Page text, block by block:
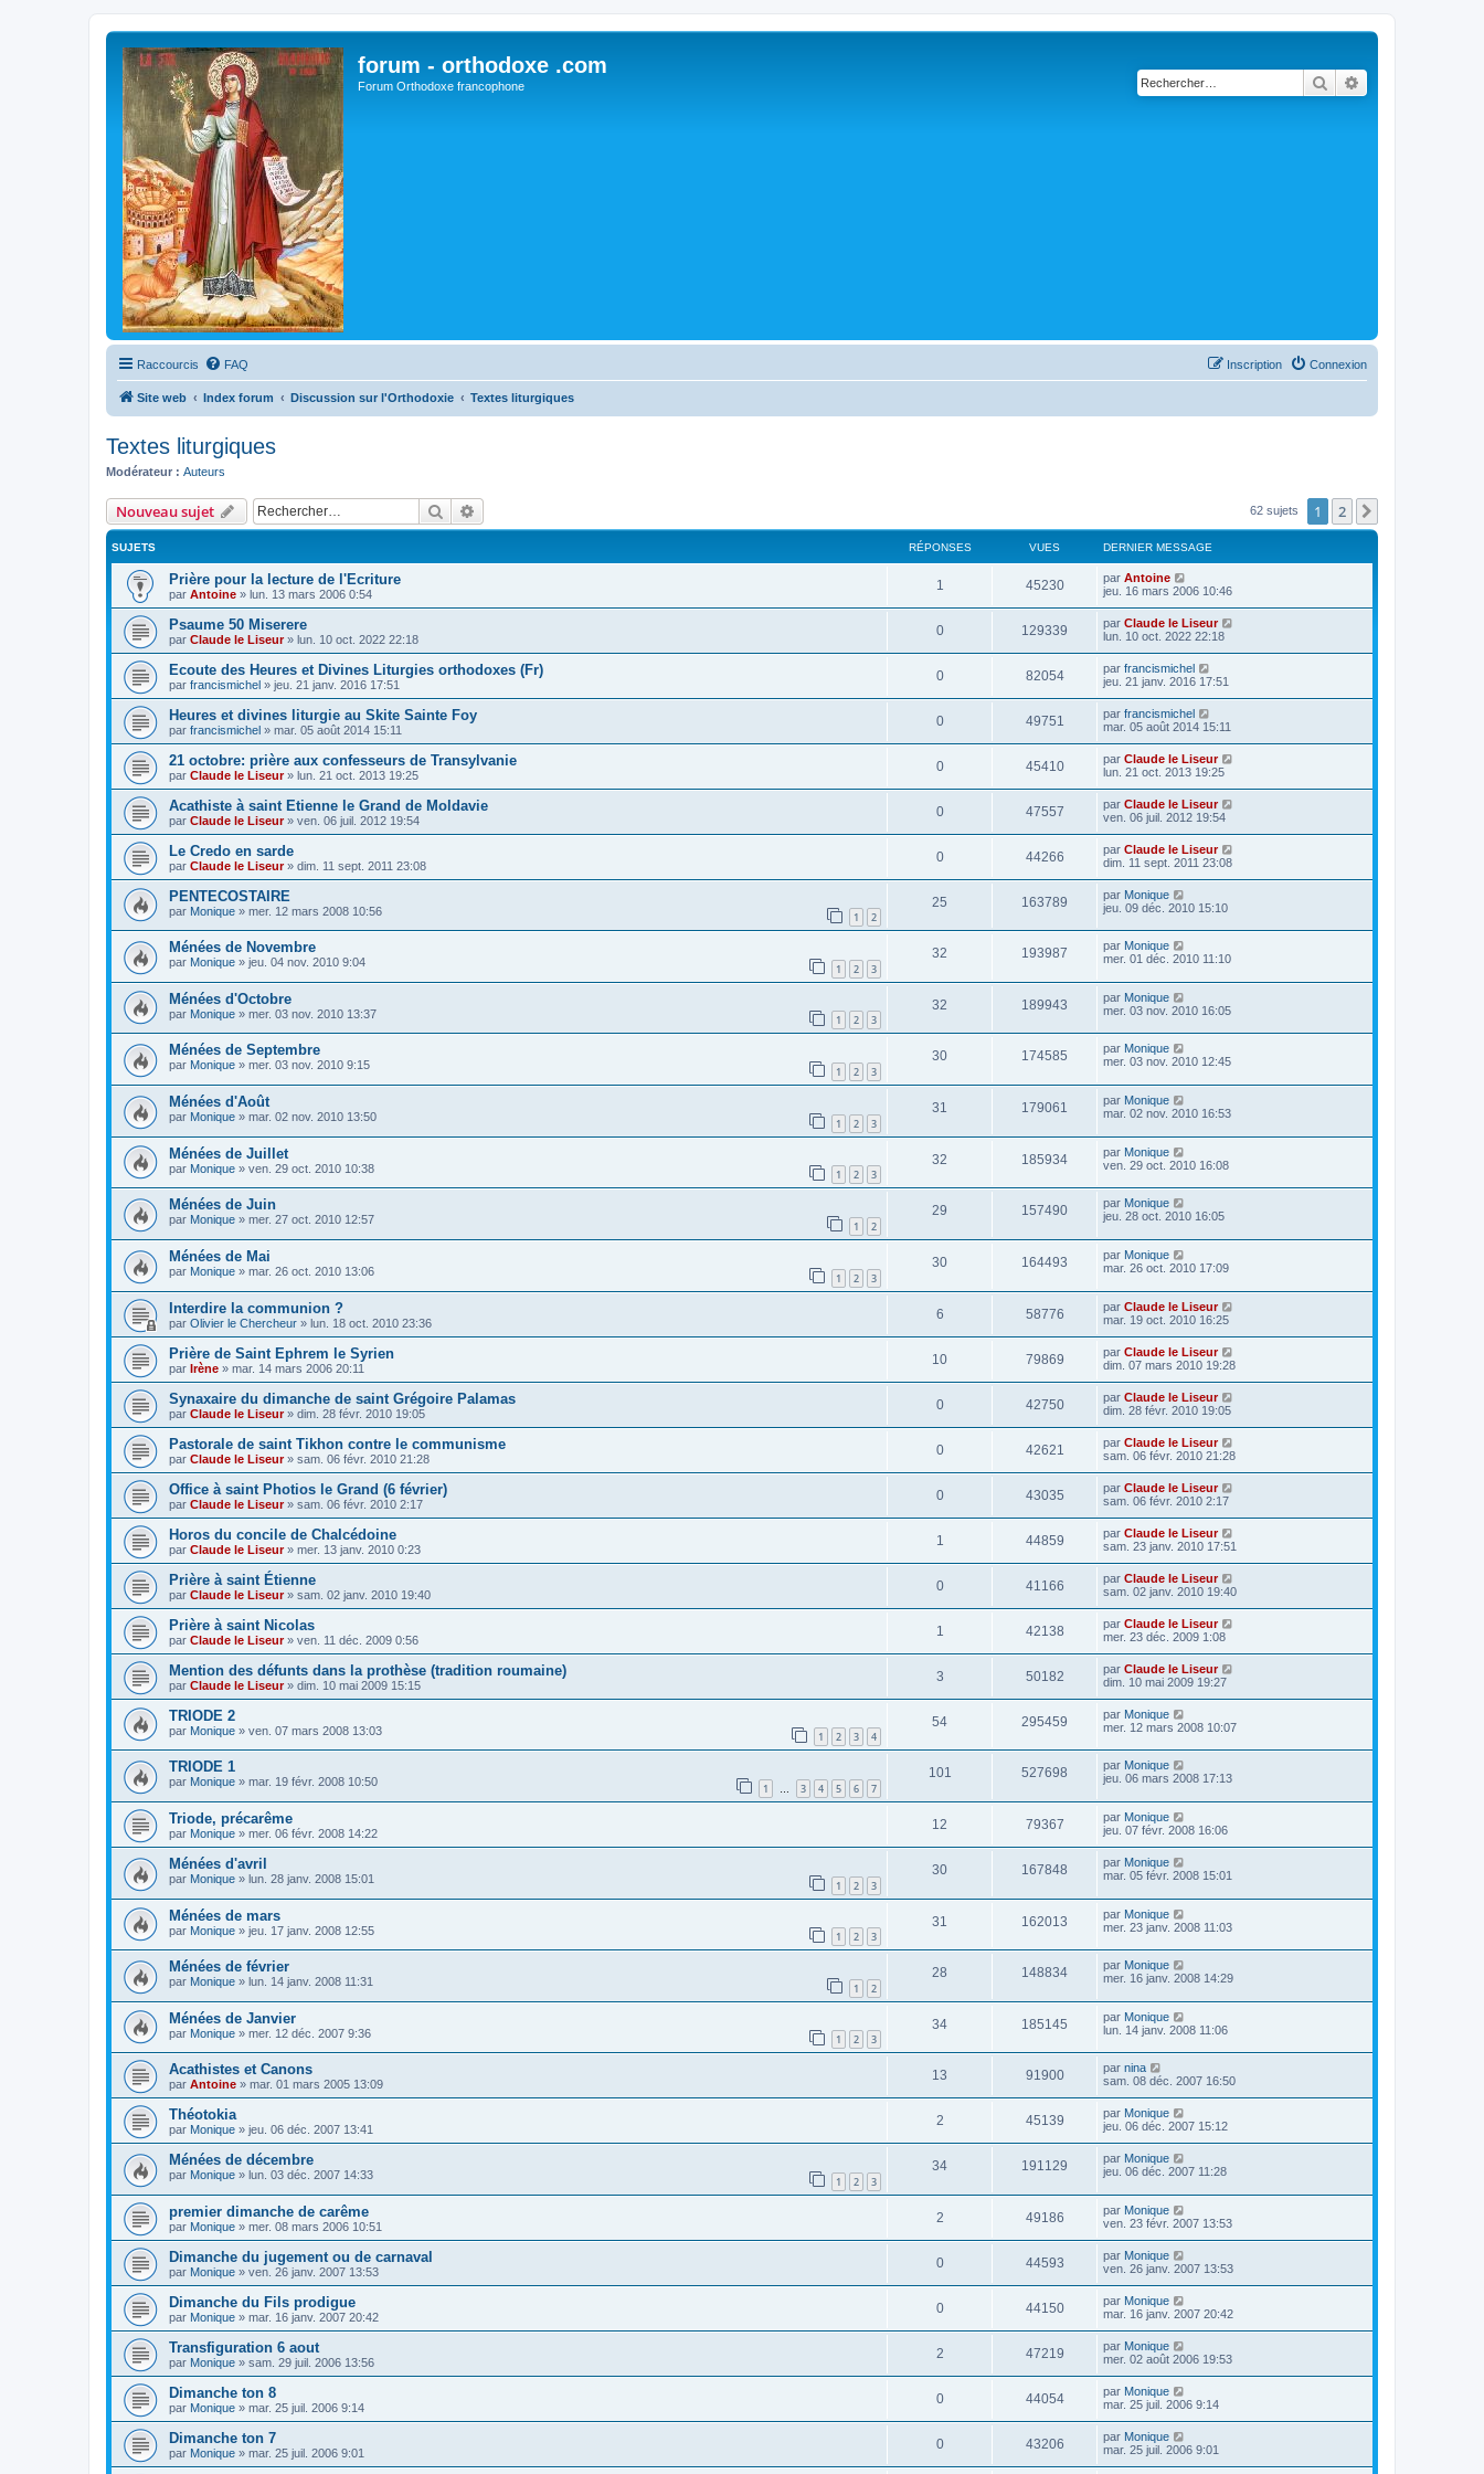
forum - orthodoxe .com
Forum Orthodoxe francophone Rechercher
Raccourcis FAQ Connexion
Inscription
Site web Index forum Discussion sur l'Orthodoxie Textes liturgiques
Textes liturgiques
Modérateur : Auteurs
Nouveau sujet Rechercher 62 sujets 1 2
SUJETS RÉPONSES VUES DERNIER MESSAGE
Prière pour la lecture de l'Ecriture
par Antoine » lun. 13 mars 2006 0:54
1 45230 par Antoine
jeu. 16 mars 2006 10:46
Psaume 50 Miserere
par Claude le Liseur» lun. 10 oct. 2022 22:18
0 129339 par Claude le Liseur
lun. 10 oct. 2022 22:18
Ecoute des Heures et Divines Liturgies orthodoxes (Fr)
par francismichel » jeu. 21 janv. 2016 17:51
0 82054 par francismichel
jeu. 21 janv. 2016 17:51
Heures et divines liturgie au Skite Sainte Foy
par francismichel » mar. 05 août 2014 15:11
0 49751 par francismichel
mar. 05 août 2014 15:11
21 octobre: prière aux confesseurs de Transylvanie
par Claude le Liseur» lun. 21 oct. 2013 19:25
0 45410 par Claude le Liseur
lun. 21 oct. 2013 19:25
Acathiste à saint Etienne le Grand de Moldavie
par Claude le Liseur» ven. 06 juil. 2012 19:54
0 47557 par Claude le Liseur
ven. 06 juil. 2012 19:54
Le Credo en sarde
par Claude le Liseur» dim. 11 sept. 2011 23:08
0 44266 par Claude le Liseur
dim. 11 sept. 2011 23:08
PENTECOSTAIRE
par Monique » mer. 12 mars 2008 10:56 1 2
25 163789 par Monique
jeu. 09 déc. 2010 15:10
Ménées de Novembre
par Monique » jeu. 04 nov. 2010 9:04 1 2 3
32 193987 par Monique
mer. 01 déc. 2010 11:10
Ménées d'Octobre
par Monique » mer. 03 nov. 2010 13:37 1 2 3
32 189943 par Monique
mer. 03 nov. 2010 16:05
Ménées de Septembre
par Monique » mer. 03 nov. 2010 9:15 1 2 3
30 174585 par Monique
mer. 03 nov. 2010 12:45
Ménées d'Août
par Monique » mar. 02 nov. 2010 13:50 1 2 3
31 179061 par Monique
mar. 02 nov. 2010 16:53
Ménées de Juillet
par Monique » ven. 29 oct. 2010 10:38 1 2 3
32 185934 par Monique
ven. 29 oct. 2010 16:08
Ménées de Juin
par Monique » mer. 27 oct. 2010 12:57 1 2
29 157490 par Monique
jeu. 28 oct. 2010 16:05
Ménées de Mai
par Monique » mar. 26 oct. 2010 13:06 1 2 3
30 164493 par Monique
mar. 26 oct. 2010 17:09
Interdire la communion ?
par Olivier le Chercheur » lun. 18 oct. 2010 23:36
6 58776 par Claude le Liseur
mar. 19 oct. 2010 16:25
Prière de Saint Ephrem le Syrien
par Irène » mar. 14 mars 2006 20:11
10 79869 par Claude le Liseur
dim. 07 mars 2010 19:28
Synaxaire du dimanche de saint Grégoire Palamas
par Claude le Liseur» dim. 28 févr. 2010 19:05
0 42750 par Claude le Liseur
dim. 28 févr. 2010 19:05
Pastorale de saint Tikhon contre le communisme
par Claude le Liseur» sam. 06 févr. 2010 21:28
0 42621 par Claude le Liseur
sam. 06 févr. 2010 21:28
Office à saint Photios le Grand (6 février)
par Claude le Liseur» sam. 06 févr. 2010 2:17
0 43035 par Claude le Liseur
sam. 06 févr. 2010 2:17
Horos du concile de Chalcédoine
par Claude le Liseur» mer. 13 janv. 2010 0:23
1 44859 par Claude le Liseur
sam. 23 janv. 2010 17:51
Prière à saint Étienne
par Claude le Liseur» sam. 02 janv. 2010 19:40
0 41166 par Claude le Liseur
sam. 02 janv. 2010 19:40
Prière à saint Nicolas
par Claude le Liseur» ven. 11 déc. 2009 0:56
1 42138 par Claude le Liseur
mer. 23 déc. 2009 1:08
Mention des défunts dans la prothèse (tradition roumaine)
par Claude le Liseur» dim. 10 mai 2009 15:15
3 50182 par Claude le Liseur
dim. 10 mai 2009 19:27
TRIODE 2
par Monique » ven. 07 mars 2008 13:03 1 2 3 4
54 295459 par Monique
mer. 12 mars 2008 10:07
TRIODE 1
par Monique » mar. 19 févr. 2008 10:50 1 … 3 4 5 6 7
101 527698 par Monique
jeu. 06 mars 2008 17:13
Triode, précarême
par Monique » mer. 06 févr. 2008 14:22
12 79367 par Monique
jeu. 07 févr. 2008 16:06
Ménées d'avril
par Monique » lun. 28 janv. 2008 15:01 1 2 3
30 167848 par Monique
mar. 05 févr. 2008 15:01
Ménées de mars
par Monique » jeu. 17 janv. 2008 12:55 1 2 3
31 162013 par Monique
mer. 23 janv. 2008 11:03
Ménées de février
par Monique » lun. 14 janv. 2008 11:31 1 2
28 148834 par Monique
mer. 16 janv. 2008 14:29
Ménées de Janvier
par Monique » mer. 12 déc. 2007 9:36 1 2 3
34 185145 par Monique
lun. 14 janv. 2008 11:06
Acathistes et Canons
par Antoine » mar. 01 mars 2005 13:09
13 91900 par nina
sam. 08 déc. 2007 16:50
Théotokia
par Monique » jeu. 06 déc. 2007 13:41
2 45139 par Monique
jeu. 06 déc. 2007 15:12
Ménées de décembre
par Monique » lun. 03 déc. 2007 14:33 1 2 3
34 191129 par Monique
jeu. 06 déc. 2007 11:28
premier dimanche de carême
par Monique » mer. 08 mars 2006 10:51
2 49186 par Monique
ven. 23 févr. 2007 13:53
Dimanche du jugement ou de carnaval
par Monique » ven. 26 janv. 2007 13:53
0 44593 par Monique
ven. 26 janv. 2007 13:53
Dimanche du Fils prodigue
par Monique » mar. 16 janv. 2007 20:42
0 44150 par Monique
mar. 16 janv. 2007 20:42
Transfiguration 6 aout
par Monique » sam. 29 juil. 2006 13:56
2 47219 par Monique
mer. 02 août 2006 19:53
Dimanche ton 8
par Monique » mar. 25 juil. 2006 9:14
0 44054 par Monique
mar. 25 juil. 2006 9:14
Dimanche ton 7
par Monique » mar. 25 juil. 2006 9:01
0 43206 par Monique
mar. 25 juil. 2006 9:01